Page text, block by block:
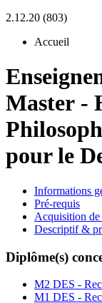
2.12.20 (803)
Accueil
Master -
pour le
Informations
Pré-requis
Acquisition
Descriptif &
Diplôme(s)
M2 DES -
M1 DES -